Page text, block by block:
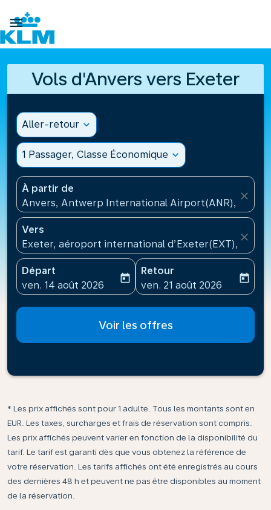

Vols d'Anvers vers Exeter
Aller-retour expand_more
1 Passager, Classe Économique expand_more
À partir de
Anvers, Antwerp International Airport(ANR),
close
Vers
Exeter, aéroport international d’Exeter(EXT),
close
Départ
fc-booking-departure-date-aria-label
ven. 14 août 2026
today
Retour
fc-booking-return-date-
ven. 21 août 2026
today
Voir les offres
* Les prix affichés sont pour 1 adulte. Tous les montants sont en
EUR. Les taxes, surcharges et frais de réservation sont compris.
Les prix affichés peuvent varier en fonction de la disponibilité du
tarif. Le tarif est garanti dès que vous obtenez la référence de
votre réservation. Les tarifs affichés ont été enregistrés au cours
des dernières 48 h et peuvent ne pas être disponibles au moment
de la réservation.